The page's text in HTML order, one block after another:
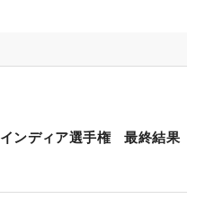
68万ドル（約1億228万
ンディア選手権 最終結果